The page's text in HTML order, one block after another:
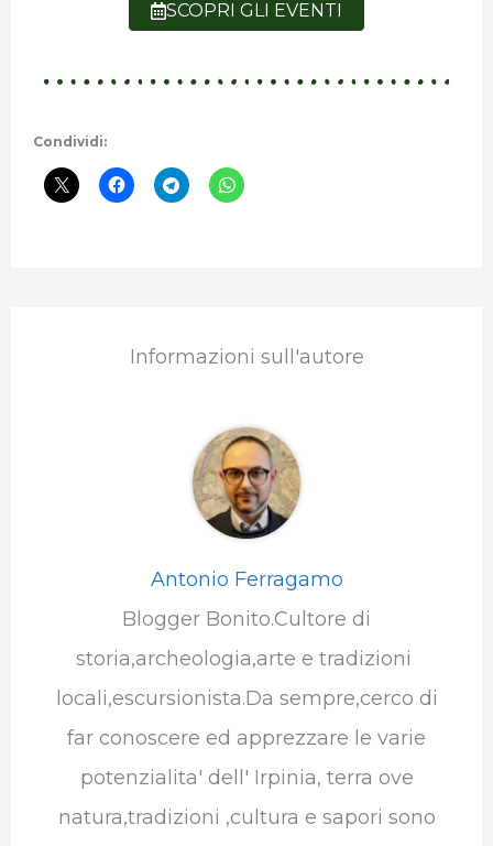
SCOPRI GLI EVENTI
Condividi:
Informazioni sull'autore
Antonio Ferragamo
Blogger Bonito.Cultore di
storia,archeologia,arte e tradizioni
locali,escursionista.Da sempre,cerco di
far conoscere ed apprezzare le varie
potenzialita' dell' Irpinia, terra ove
natura,tradizioni ,cultura e sapori sono